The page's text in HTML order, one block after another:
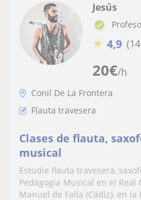
20€/h
Jesús
★ 4,9
Conil De La Frontera
Flauta travesera
Clases de flauta,
musical
Estudie flauta travesera,
Pedagogía Musical en el
Manuel de Falla (Cádiz), en la